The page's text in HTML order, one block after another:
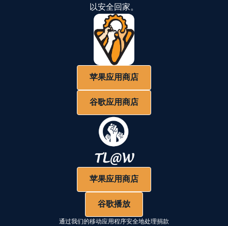
以安全回家。
苹果应用商店
谷歌应用商店
苹果应用商店
谷歌播放
通过我们的移动应用程序安全地处理捐款